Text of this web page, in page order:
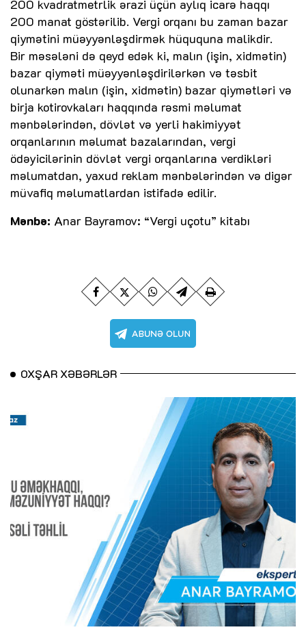
200 kvadratmetrlik ərazi üçün aylıq icarə haqqı
200 manat göstərilib. Vergi orqanı bu zaman bazar
qiymətini müəyyənləşdirmək hüququna malikdir.
Bir məsələni də qeyd edək ki, malın (işin, xidmətin)
bazar qiyməti müəyyənləşdirilərkən və təsbit
olunarkən malın (işin, xidmətin) bazar qiymətləri və
birja kotirovkaları haqqında rəsmi məlumat
mənbələrindən, dövlət və yerli hakimiyyət
orqanlarının məlumat bazalarından, vergi
ödəyicilərinin dövlət vergi orqanlarına verdikləri
məlumatdan, yaxud reklam mənbələrindən və digər
müvafiq məlumatlardan istifadə edilir.
Mənbə: Anar Bayramov: “Vergi uçotu” kitabı
OXŞAR XƏBƏRLƏR